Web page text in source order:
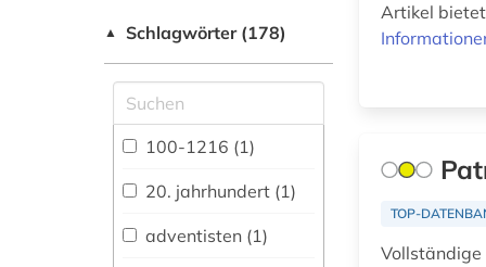
fachübergreifende
Allgemeine und
vergleichende Sprach-
und
Literaturwissenschaft.
Indogermanistik.
Außereuropäische
Sprachen und
▲ Schlagwörter (178)
100-1216 (1)
20. jahrhundert (1)
adventisten (1)
Artikel
TOP-
Vollständige